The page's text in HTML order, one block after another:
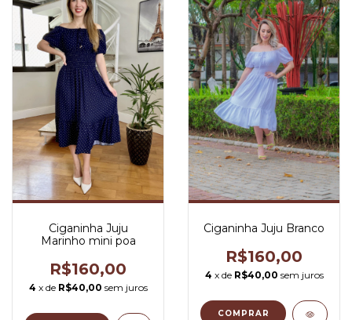
Ciganinha Juju
Marinho mini poa
R$160,00
4 x de R$40,00 sem juros
Ciganinha Juju Branco
R$160,00
4 x de R$40,00 sem juros
COMPRAR